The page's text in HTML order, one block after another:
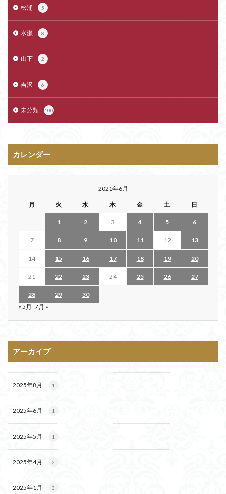
松浦 5
水瀬 8
山下 2
吉沢 6
未分類 100
カレンダー
2021年6月
月 火 水 木 金 土 日
1 2 3 4 5 6
7 8 9 10 11 12 13
14 15 16 17 18 19 20
21 22 23 24 25 26 27
28 29
30
« 5月 7月 »
アーカイブ
2025年8月 1
2025年6月 1
2025年5月 1
2025年4月 2
2025年1月 3